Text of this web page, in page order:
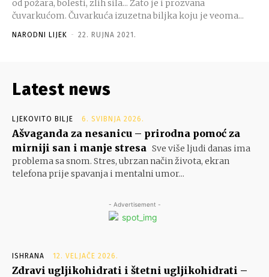
od požara, bolesti, zlih sila... Zato je i prozvana
čuvarkućom. Čuvarkuća izuzetna biljka koju je veoma...
NARODNI LIJEK - 22. RUJNA 2021.
Latest news
LJEKOVITO BILJE 6. SVIBNJA 2026.
Ašvaganda za nesanicu – prirodna pomoć za
mirniji san i manje stresa Sve više ljudi danas ima
problema sa snom. Stres, ubrzan način života, ekran
telefona prije spavanja i mentalni umor...
- Advertisement -
ISHRANA 12. VELJAČE 2026.
Zdravi ugljikohidrati i štetni ugljikohidrati –